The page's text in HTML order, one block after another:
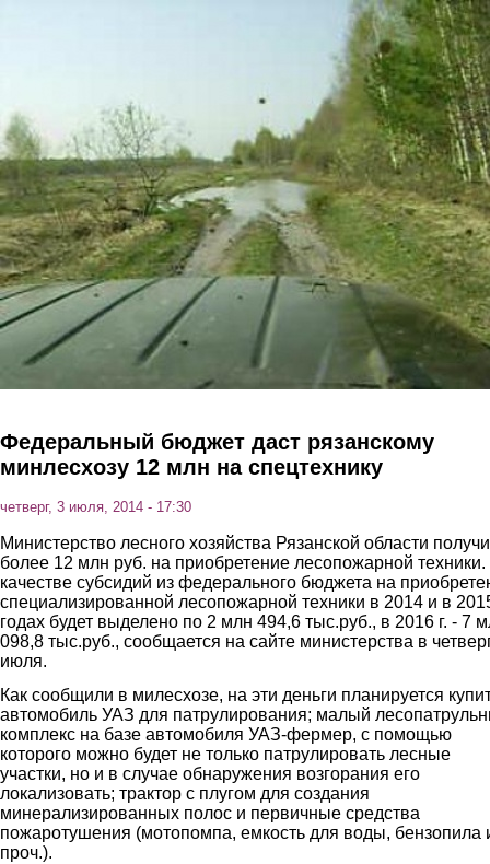
Федеральный бюджет даст рязанскому
минлесхозу 12 млн на спецтехнику
четверг, 3 июля, 2014 - 17:30
Министерство лесного хозяйства Рязанской области
более 12 млн руб. на приобретение лесопожарной
качестве субсидий из федерального бюджета на
специализированной лесопожарной техники в 2014 и в
годах будет выделено по 2 млн 494,6 тыс.руб., в 2016 г. - 7
098,8 тыс.руб., сообщается на сайте министерства в
июля.
Как сообщили в милесхозе, на эти деньги планируется
автомобиль УАЗ для патрулирования; малый
комплекс на базе автомобиля УАЗ-фермер, с помощью
которого можно будет не только патрулировать лесные
участки, но и в случае обнаружения возгорания его
локализовать; трактор с плугом для создания
минерализированных полос и первичные средства
пожаротушения (мотопомпа, емкость для воды, бензопила
проч.).